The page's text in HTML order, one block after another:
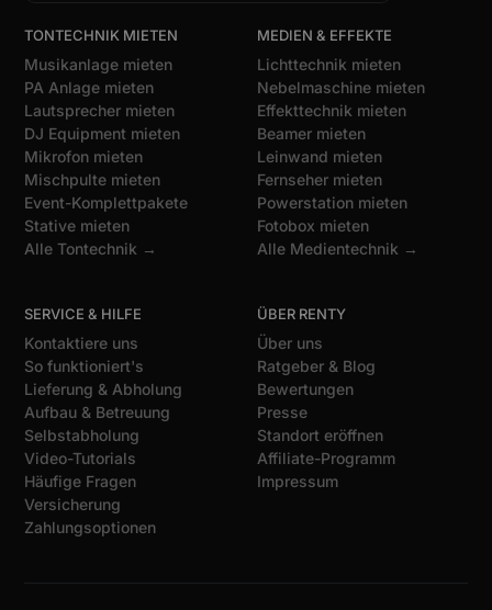
TONTECHNIK MIETEN
Musikanlage mieten
PA Anlage mieten
Lautsprecher mieten
DJ Equipment mieten
Mikrofon mieten
Mischpulte mieten
Event-Komplettpakete
Stative mieten
Alle Tontechnik →
MEDIEN & EFFEKTE
Lichttechnik mieten
Nebelmaschine mieten
Effekttechnik mieten
Beamer mieten
Leinwand mieten
Fernseher mieten
Powerstation mieten
Fotobox mieten
Alle Medientechnik →
SERVICE & HILFE
Kontaktiere uns
So funktioniert's
Lieferung & Abholung
Aufbau & Betreuung
Selbstabholung
Video-Tutorials
Häufige Fragen
Versicherung
Zahlungsoptionen
ÜBER RENTY
Über uns
Ratgeber & Blog
Bewertungen
Presse
Standort eröffnen
Affiliate-Programm
Impressum